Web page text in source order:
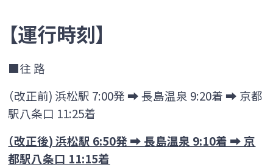
のりば
ご利用方法
【運行時刻】
■往 路
（改正前) 浜松駅 7:00発 ➡ 長島温泉 9:20着 ➡ 京都
駅八条口 11:25着
（改正後) 浜松駅 6:50発 ➡ 長島温泉 9:10着 ➡ 京
都駅八条口 11:15着
浜松～新宿・「東京ディズニーリゾート®」線
浜松～新宿・「東京ディズニーリゾート®」線のページへ
時刻表 運賃